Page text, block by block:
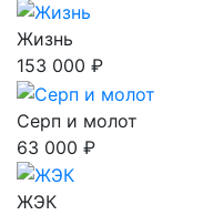
Жизнь
153 000 ₽
Серп и молот
63 000 ₽
ЖЭК